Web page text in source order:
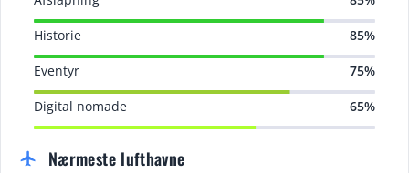
Historie 85%
Eventyr 75%
Digital nomade 65%
flight Nærmeste lufthavne